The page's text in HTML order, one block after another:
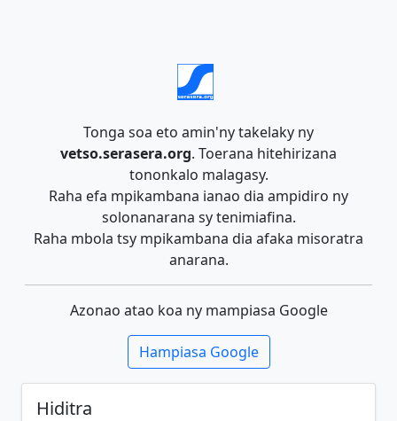
Tonga soa eto amin'ny takelaky ny
vetso.serasera.org. Toerana hitehirizana
tononkalo malagasy.
Raha efa mpikambana ianao dia ampidiro ny
solonanarana sy tenimiafina.
Raha mbola tsy mpikambana dia afaka misoratra
anarana.
Azonao atao koa ny mampiasa Google
Hampiasa Google
Hiditra